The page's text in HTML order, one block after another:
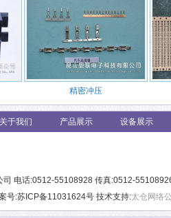
精密冲压
关于我们 产品展示 设备展示
司 电话:0512-55108928 传真:0512-
号:苏ICP备11031624号 技术支持:太仓网络